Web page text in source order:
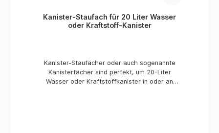
Kanister-Staufach für 20 Liter Wasser
oder Kraftstoff-Kanister
Kanister-Staufächer oder auch sogenannte
Kanisterfächer sind perfekt, um 20-Liter
Wasser oder Kraftstoffkanister in oder an